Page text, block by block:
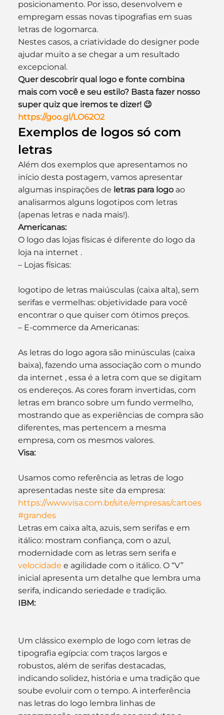
posicionamento. Por isso, desenvolvem e
empregam essas novas tipografias em suas
letras de logomarca.
Nestes casos, a criatividade do designer pode
ajudar muito a se chegar a um resultado
excepcional.
Quer descobrir qual logo e fonte combina
mais com você e seu estilo? Basta fazer nosso
super quiz que iremos te dizer! 😉
https://goo.gl/LO62O2
Exemplos de logos só com
letras
Além dos exemplos que apresentamos no
início desta postagem, vamos apresentar
algumas inspirações de letras para logo ao
analisarmos alguns logotipos com letras
(apenas letras e nada mais!).
Americanas:
O logo das lojas físicas é diferente do logo da
loja na internet .
– Lojas físicas:
logotipo de letras maiúsculas (caixa alta), sem
serifas e vermelhas: objetividade para você
encontrar o que quiser com ótimos preços.
– E-commerce da Americanas:
As letras do logo agora são minúsculas (caixa
baixa), fazendo uma associação com o mundo
da internet , essa é a letra com que se digitam
os endereços. As cores foram invertidas, com
letras em branco sobre um fundo vermelho,
mostrando que as experiências de compra são
diferentes, mas pertencem a mesma
empresa, com os mesmos valores.
Visa:
Usamos como referência as letras de logo
apresentadas neste site da empresa:
https://www.visa.com.br/site/empresas/cartoes
#grandes
Letras em caixa alta, azuis, sem serifas e em
itálico: mostram confiança, com o azul,
modernidade com as letras sem serifa e
velocidade e agilidade com o itálico. O “V”
inicial apresenta um detalhe que lembra uma
serifa, indicando seriedade e tradição.
IBM:
Um clássico exemplo de logo com letras de
tipografia egípcia: com traços largos e
robustos, além de serifas destacadas,
indicando solidez, história e uma tradição que
soube evoluir com o tempo. A interferência
nas letras do logo lembra linhas de